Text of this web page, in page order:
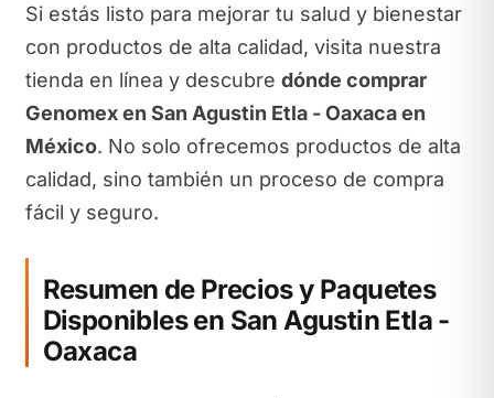
Si estás listo para mejorar tu salud y bienestar
con productos de alta calidad, visita nuestra
tienda en línea y descubre dónde comprar
Genomex en San Agustin Etla - Oaxaca en
México. No solo ofrecemos productos de alta
calidad, sino también un proceso de compra
fácil y seguro.
Resumen de Precios y Paquetes
Disponibles en San Agustin Etla -
Oaxaca